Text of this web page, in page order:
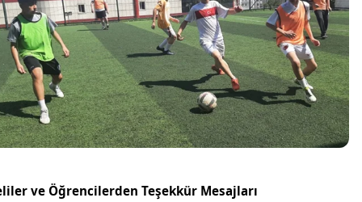
ve Öğrencilerden Teşekkür Mesajları